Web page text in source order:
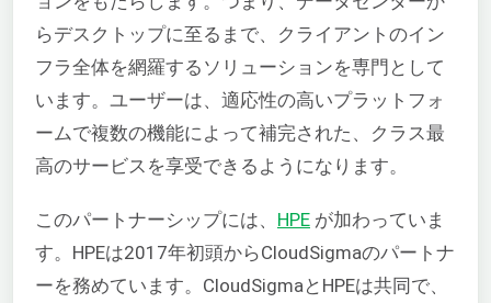
らデスクトップに至るまで、クライアントのイン
フラ全体を網羅するソリューションを専門として
います。ユーザーは、適応性の高いプラットフォ
ームで複数の機能によって補完された、クラス最
高のサービスを享受できるようになります。
このパートナーシップには、 HPE が加わっていま
す。HPEは2017年初頭からCloudSigmaのパートナ
ーを務めています。CloudSigmaとHPEは共同で、